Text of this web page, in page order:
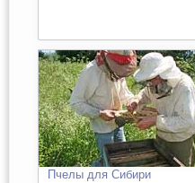
Пчелы для Сибири